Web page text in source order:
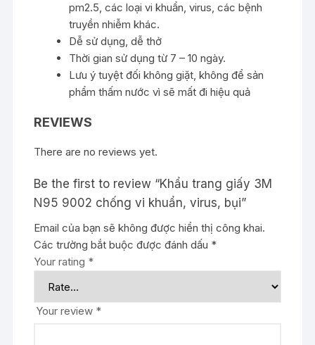
pm2.5, các loại vi khuẩn, virus, các bệnh
truyền nhiễm khác.
Dễ sử dụng, dễ thở
Thời gian sử dụng từ 7 – 10 ngày.
Lưu ý tuyệt đối không giặt, không để sản
phẩm thấm nước vì sẽ mất đi hiệu quả
REVIEWS
There are no reviews yet.
Be the first to review “Khẩu trang giấy 3M
N95 9002 chống vi khuẩn, virus, bụi”
Email của bạn sẽ không được hiển thị công khai.
Các trường bắt buộc được đánh dấu *
Your rating *
Your review *